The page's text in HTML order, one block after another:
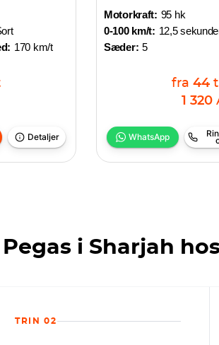
170 km/t
Detaljer
Motorkraft: 95 hk
0-100 km/t: 12,5
Sæder: 5
fra 44
1 320
WhatsApp
i Sharjah
TRIN 02